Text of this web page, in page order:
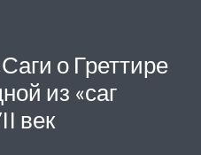
о Греттире
из «саг
век